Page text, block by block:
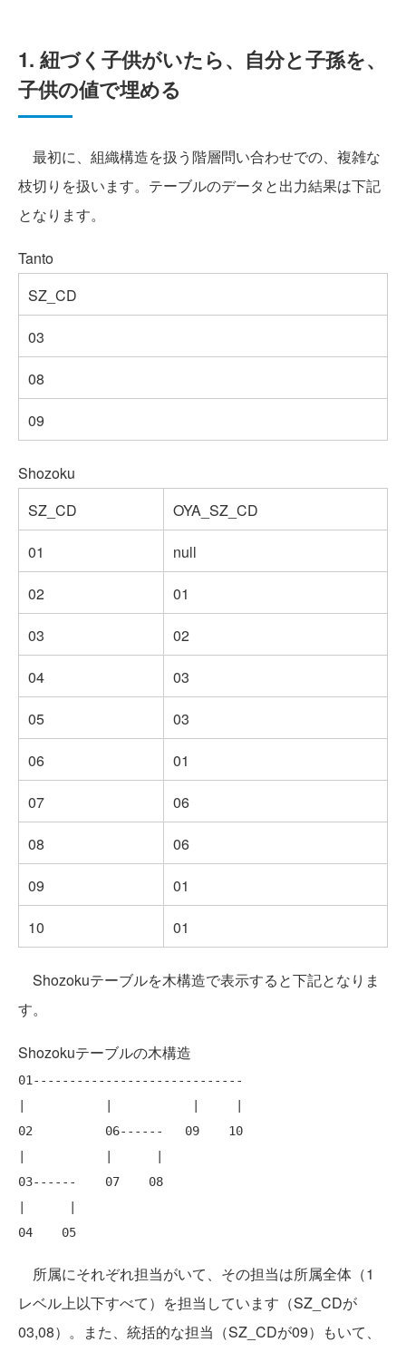
1. 紐づく子供がいたら、自分と子孫を、
子供の値で埋める
最初に、組織構造を扱う階層問い合わせでの、複雑な
枝切りを扱います。テーブルのデータと出力結果は下記
となります。
Tanto
SZ_CD
03
08
09
Shozoku
SZ_CD
OYA_SZ_CD
01
null
02
01
03
02
04
03
05
03
06
01
07
06
08
06
09
01
10
01
Shozokuテーブルを木構造で表示すると下記となりま
す。
Shozokuテーブルの木構造
01-----------------------------
02          06------   09    10
03------    07    08
所属にそれぞれ担当がいて、その担当は所属全体（1
レベル上以下すべて）を担当しています（SZ_CDが
03,08）。また、統括的な担当（SZ_CDが09）もいて、